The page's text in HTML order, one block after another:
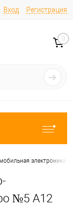
Вход Регистрация
0
электроника
№5 А12